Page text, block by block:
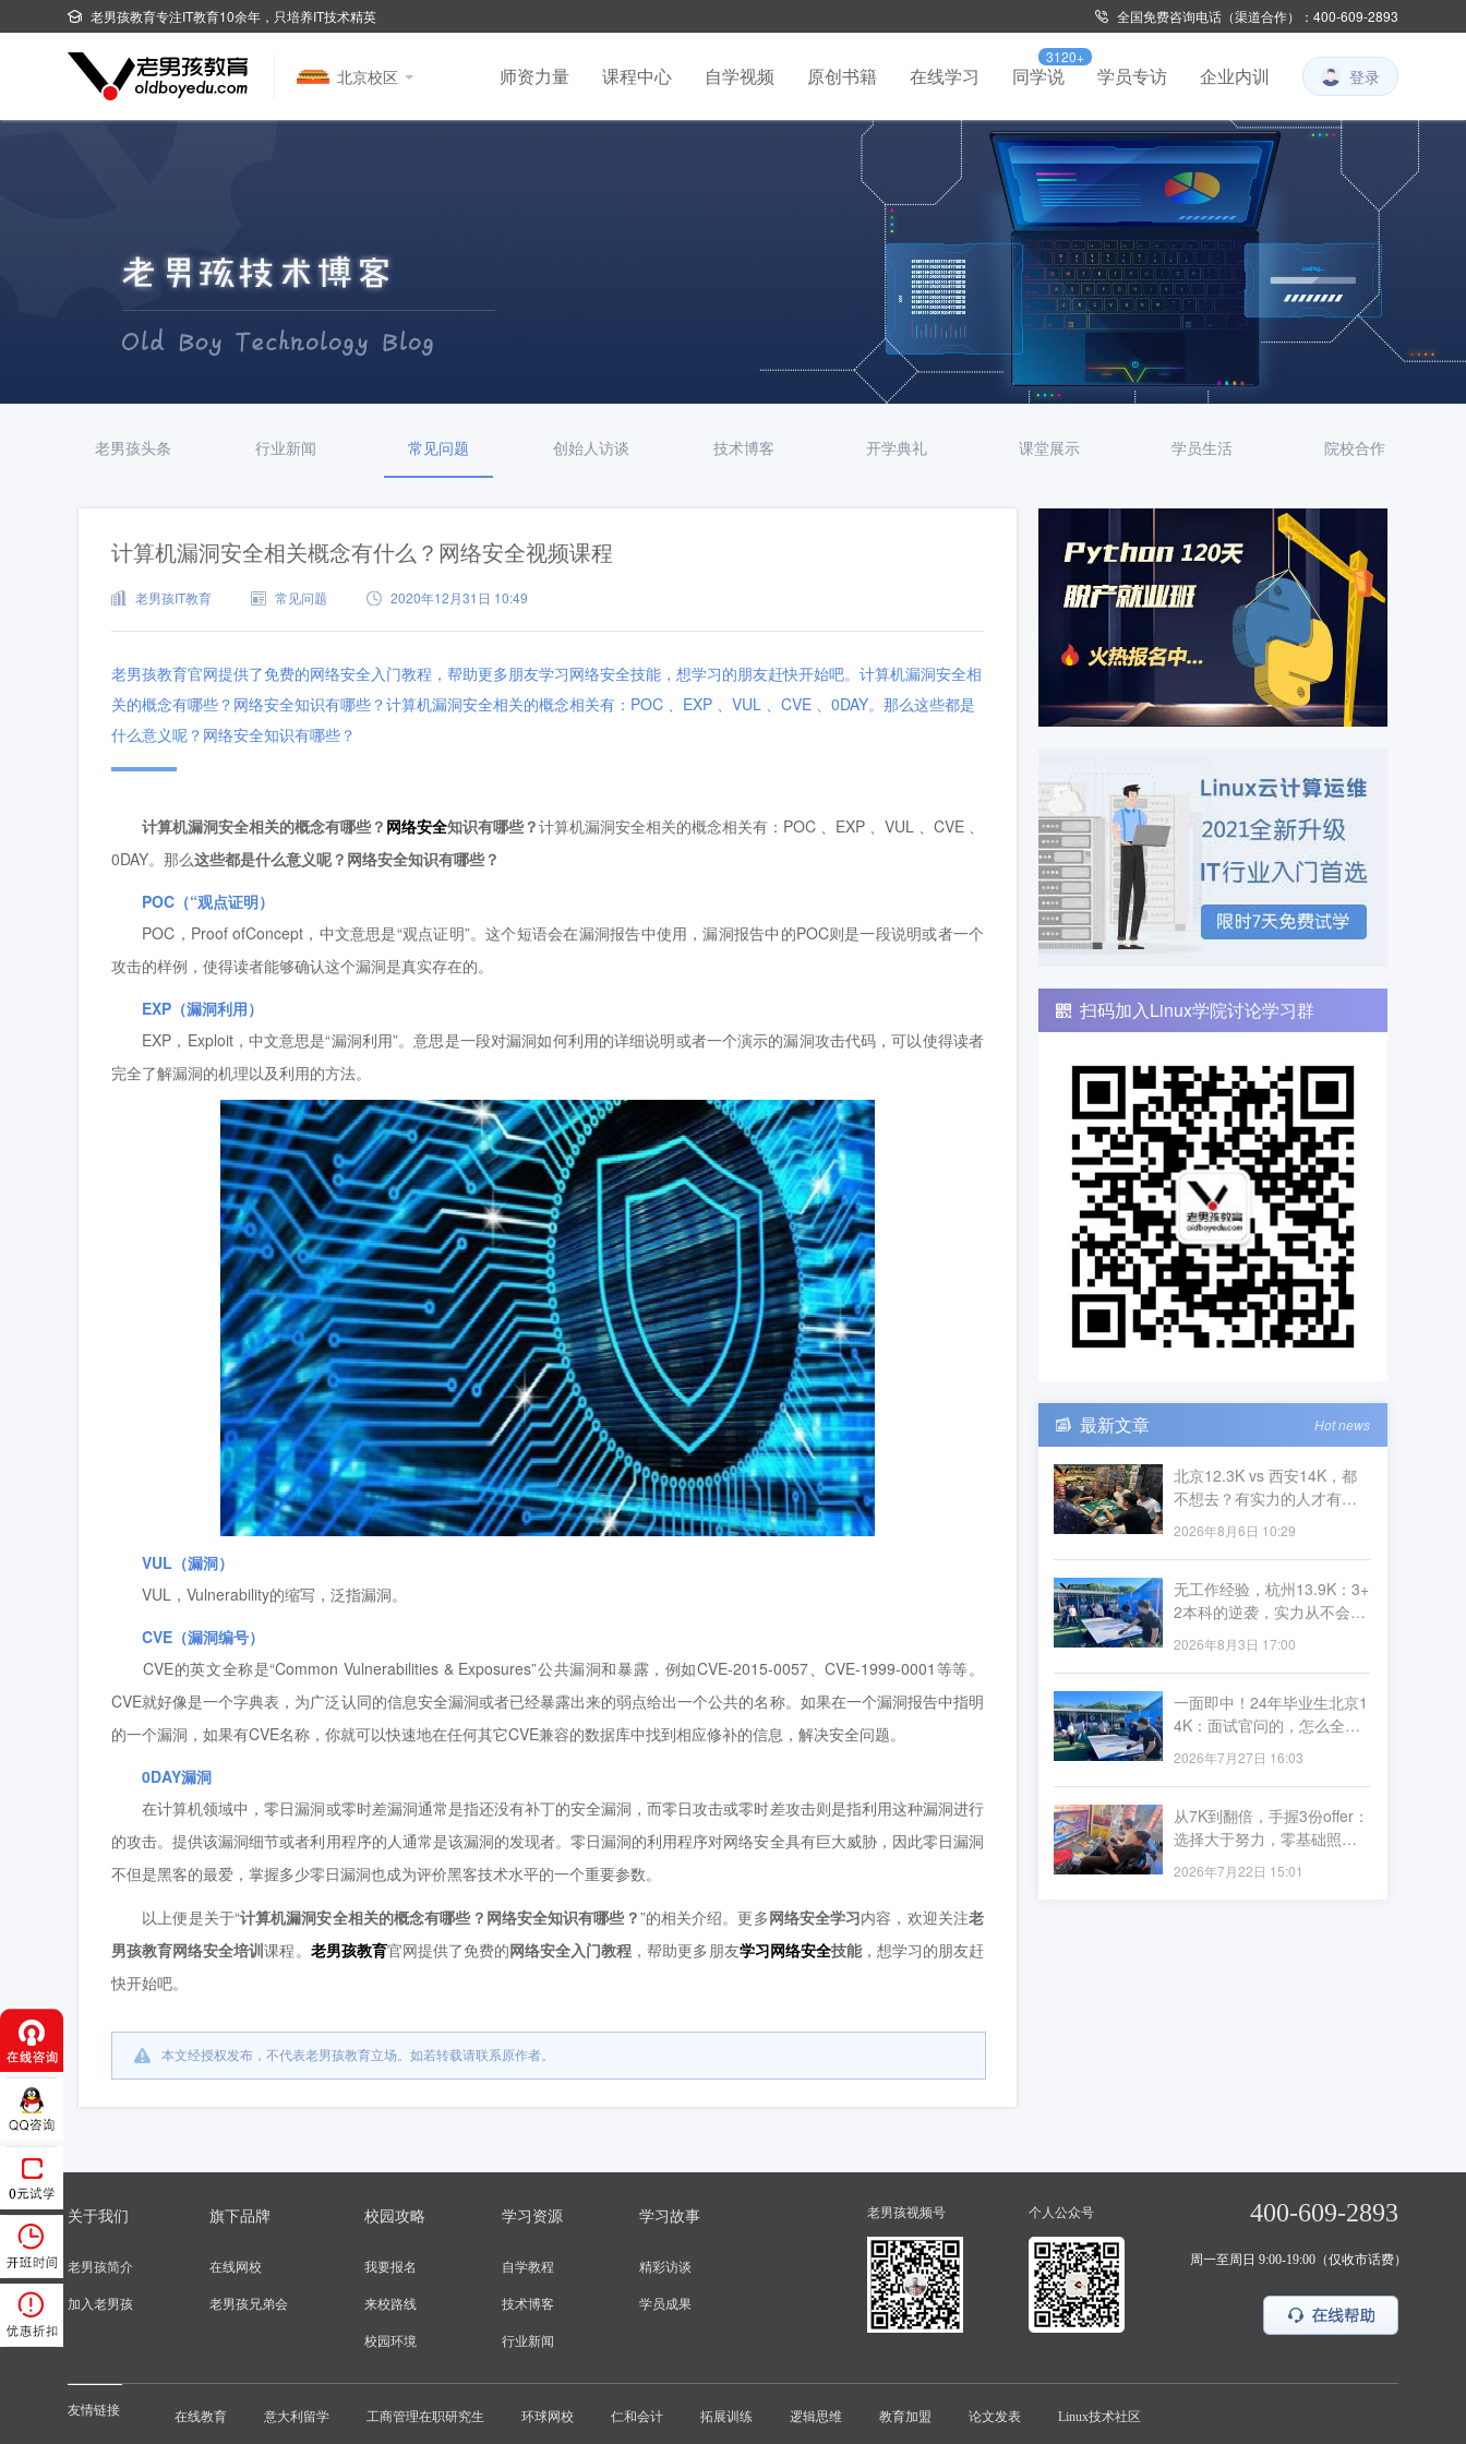
老男孩教育专注IT教育10余年，只培养IT技术精英 全国免费咨询电话（渠道合作）：400-609-2893
北京校区 师资力量 课程中心 自学视频 原创书籍 在线学习 同学说
3120+
学员专访 企业内训 登录
老男孩头条 行业新闻 常见问题 创始人访谈 技术博客 开学典礼 课堂展示 学员生活 院校合作
计算机漏洞安全相关概念有什么？网络安全视频课程
老男孩IT教育 常见问题 2020年12月31日 10:49
老男孩教育官网提供了免费的网络安全入门教程，帮助更多朋友学习网络安全技能，想学习的朋友赶快开始吧。计算机漏洞安全相
关的概念有哪些？网络安全知识有哪些？计算机漏洞安全相关的概念相关有：POC 、EXP 、VUL 、CVE 、0DAY。那么这些都是
什么意义呢？网络安全知识有哪些？
计算机漏洞安全相关的概念有哪些？ 网络安全知识有哪些？计算机漏洞安全相关的概念相关有：POC 、EXP 、VUL 、CVE 、
0DAY。那么这些都是什么意义呢？网络安全知识有哪些？
POC（“观点证明）
POC，Proof ofConcept，中文意思是“观点证明”。这个短语会在漏洞报告中使用，漏洞报告中的POC则是一段说明或者一个
攻击的样例，使得读者能够确认这个漏洞是真实存在的。
EXP（漏洞利用）
EXP，Exploit，中文意思是“漏洞利用”。意思是一段对漏洞如何利用的详细说明或者一个演示的漏洞攻击代码，可以使得读者
完全了解漏洞的机理以及利用的方法。
VUL（漏洞）
VUL，Vulnerability的缩写，泛指漏洞。
CVE（漏洞编号）
CVE的英文全称是“Common Vulnerabilities & Exposures”公共漏洞和暴露，例如CVE-2015-0057、CVE-1999-0001等等。
CVE就好像是一个字典表，为广泛认同的信息安全漏洞或者已经暴露出来的弱点给出一个公共的名称。如果在一个漏洞报告中指明
的一个漏洞，如果有CVE名称，你就可以快速地在任何其它CVE兼容的数据库中找到相应修补的信息，解决安全问题。
0DAY漏洞
在计算机领域中，零日漏洞或零时差漏洞通常是指还没有补丁的安全漏洞，而零日攻击或零时差攻击则是指利用这种漏洞进行
的攻击。提供该漏洞细节或者利用程序的人通常是该漏洞的发现者。零日漏洞的利用程序对网络安全具有巨大威胁，因此零日漏洞
不但是黑客的最爱，掌握多少零日漏洞也成为评价黑客技术水平的一个重要参数。
以上便是关于“计算机漏洞安全相关的概念有哪些？网络安全知识有哪些？”的相关介绍。更多网络安全学习内容，欢迎关注老
男孩教育网络安全培训课程。 老男孩教育官网提供了免费的网络安全入门教程 ，帮助更多朋友学习网络安全技能，想学习的朋友赶
快开始吧。
本文经授权发布，不代表老男孩教育立场。如若转载请联系原作者。
扫码加入Linux学院讨论学习群
最新文章 Hot news
北京12.3K vs 西安14K，都
不想去？有实力的人才有资
格挑！
2026年8月6日 10:29
无工作经验，杭州13.9K：3+
2本科的逆袭，实力从不会被
学历定义
2026年8月3日 17:00
一面即中！24年毕业生北京1
4K：面试官问的，怎么全是
李导讲过的？
2026年7月27日 16:03
从7K到翻倍，手握3份offer：
选择大于努力，零基础照样
薪资飞跃
2026年7月22日 15:01
关于我们
老男孩简介
加入老男孩
旗下品牌
在线网校
老男孩兄弟会
校园攻略
我要报名
来校路线
校园环境
学习资源
自学教程
技术博客
行业新闻
学习故事
精彩访谈
学员成果
老男孩视频号 个人公众号 400-609-2893
周一至周日 9:00-19:00（仅收市话费）
友情链接 在线教育 意大利留学 工商管理在职研究生 环球网校 仁和会计 拓展训练 逻辑思维 教育加盟 论文发表 Linux技术社区